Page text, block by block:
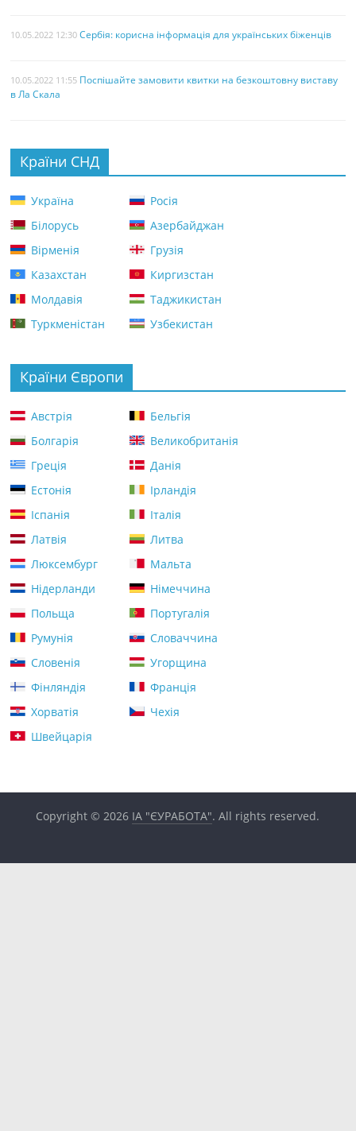
10.05.2022 12:30 Сербія: корисна інформація для українських біженців
10.05.2022 11:55 Поспішайте замовити квитки на безкоштовну виставу
в Ла Скала
Країни СНД
Україна
Росія
Білорусь
Азербайджан
Вірменія
Грузія
Казахстан
Киргизстан
Молдавія
Таджикистан
Туркменістан
Узбекистан
Країни Європи
Австрія
Бельгія
Болгарія
Великобританія
Греція
Данія
Естонія
Ірландія
Іспанія
Італія
Латвія
Литва
Люксембург
Мальта
Нідерланди
Німеччина
Польща
Португалія
Румунія
Словаччина
Словенія
Угорщина
Фінляндія
Франція
Хорватія
Чехія
Швейцарія
Copyright © 2026 ІА "ЄУРАБОТА". All rights reserved.